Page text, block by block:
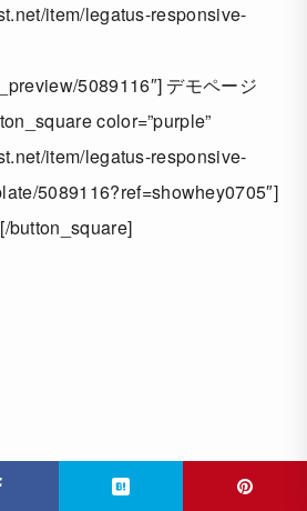
item/legatus-responsive-
5089116″] デモページ
color=”purple”
item/legatus-responsive-
5089116?ref=showhey0705″]
button_square]
を使い、シングルページで完結す